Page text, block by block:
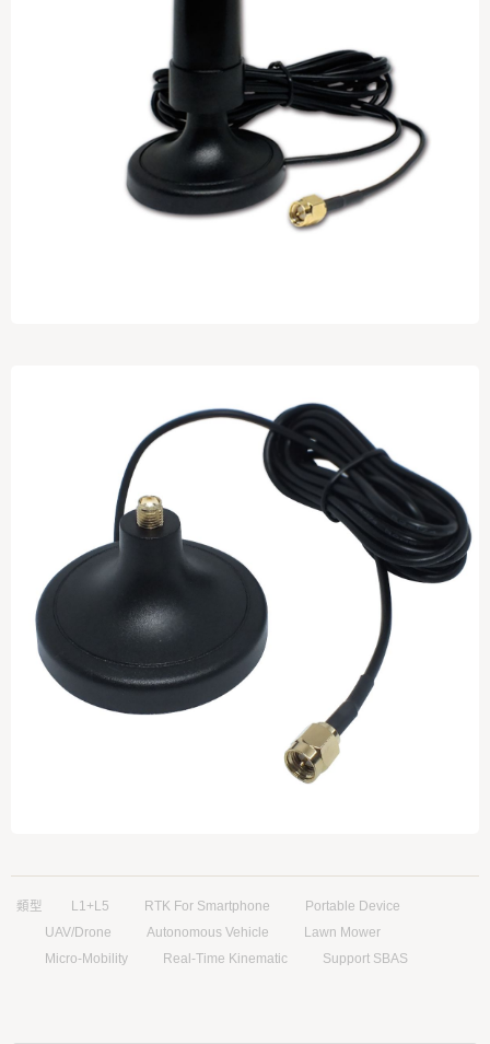
類型 L1+L5 RTK For Smartphone
Portable Device
UAV/Drone
Autonomous Vehicle
Lawn Mower
Micro-Mobility
Real-Time Kinematic Support SBAS